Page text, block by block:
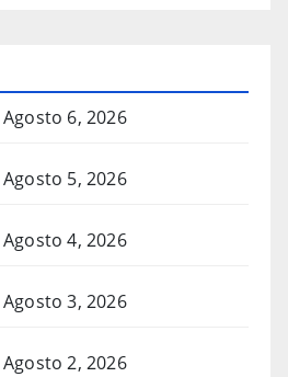
Agosto 6, 2026
Agosto 5, 2026
Agosto 4, 2026
Agosto 3, 2026
Agosto 2, 2026